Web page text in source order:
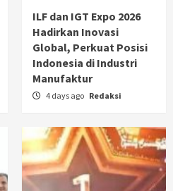
ILF dan IGT Expo 2026
Hadirkan Inovasi
Global, Perkuat Posisi
Indonesia di Industri
Manufaktur
4 days ago Redaksi